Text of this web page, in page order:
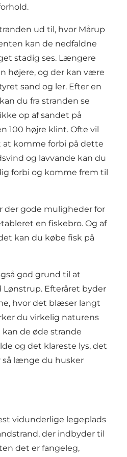
ud til, hvor Mårup
kan de nedfaldne
stadig ses. Længere
højere, og der kan være
sand og ler. Efter en
du fra stranden se
op af sandet på
100 højre klint. Ofte vil
komme forbi på dette
og lavvande kan du
forbi og komme frem til
der gode muligheder for
en fiskebro. Og af
kan du købe fisk på
god grund til at
Lønstrup. Efteråret byder
hvor det blæser langt
du virkelig naturens
de øde strande
og det klareste lys, det
så længe du husker
vidunderlige legeplads
der indbyder til
det er fangeleg,